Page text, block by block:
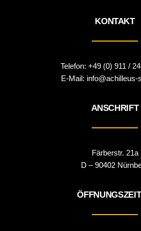
KONTAKT
Telefon: +49 (0) 911 /
E-Mail: info@achilleus-
ANSCHRIFT
Färberstr. 21a
D – 90402